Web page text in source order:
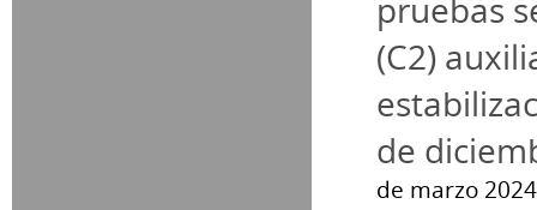
pruebas
(C2)
de
de marzo